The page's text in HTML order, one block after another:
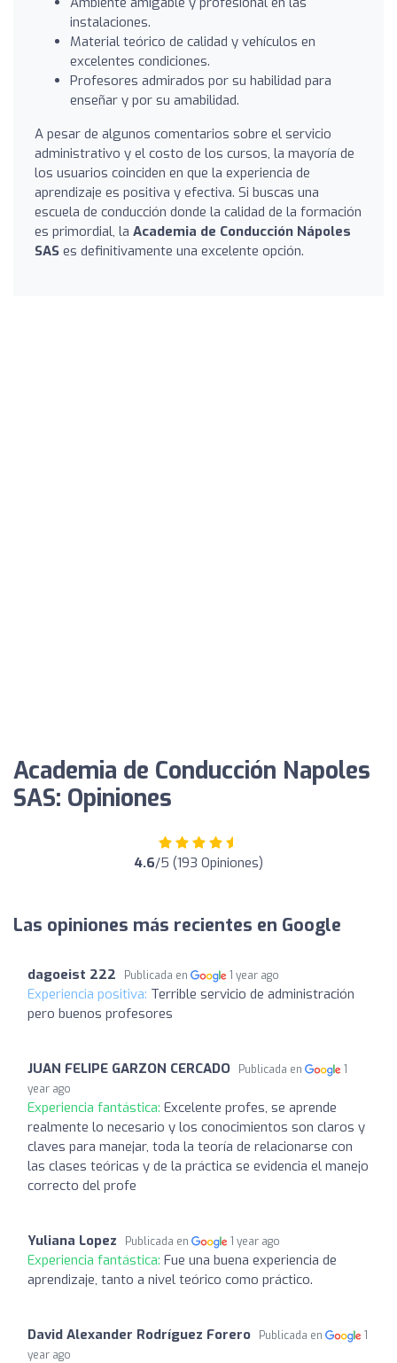
instalaciones.
Material teórico de calidad y vehículos en
excelentes condiciones.
Profesores admirados por su habilidad para
enseñar y por su amabilidad.
A pesar de algunos comentarios sobre el servicio
administrativo y el costo de los cursos, la mayoría de
los usuarios coinciden en que la experiencia de
aprendizaje es positiva y efectiva. Si buscas una
escuela de conducción donde la calidad de la formación
es primordial, la Academia de Conducción Nápoles
SAS es definitivamente una excelente opción.
Academia de Conducción Napoles
SAS: Opiniones
4.6/5 (193 Opiniones)
Las opiniones más recientes en Google
dagoeist 222 Publicada en 1 year ago
Experiencia positiva: Terrible servicio de administración
pero buenos profesores
JUAN FELIPE GARZON CERCADO Publicada en
1
year ago
Experiencia fantástica: Excelente profes, se aprende
realmente lo necesario y los conocimientos son claros y
claves para manejar, toda la teoría de relacionarse con
las clases teóricas y de la práctica se evidencia el manejo
correcto del profe
Yuliana Lopez Publicada en 1 year ago
Experiencia fantástica: Fue una buena experiencia de
aprendizaje, tanto a nivel teórico como práctico.
David Alexander Rodríguez Forero Publicada en
1
year ago